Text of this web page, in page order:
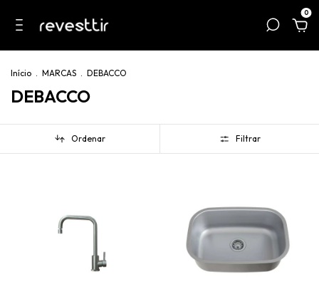
0
Início . MARCAS . DEBACCO
DEBACCO
Ordenar Filtrar